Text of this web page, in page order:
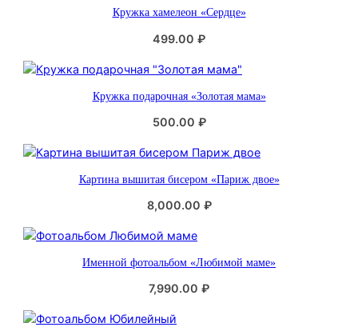
Кружка хамелеон «Сердце»
499.00 ₽
Кружка подарочная «Золотая мама»
500.00 ₽
Картина вышитая бисером «Париж двое»
8,000.00 ₽
Именной фотоальбом «Любимой маме»
7,990.00 ₽